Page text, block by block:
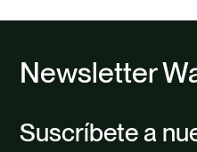
Newsletter
Suscríbete a